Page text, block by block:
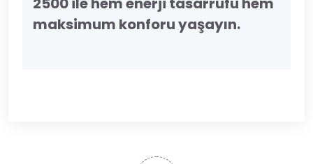
maksimum konforu yaşayın.